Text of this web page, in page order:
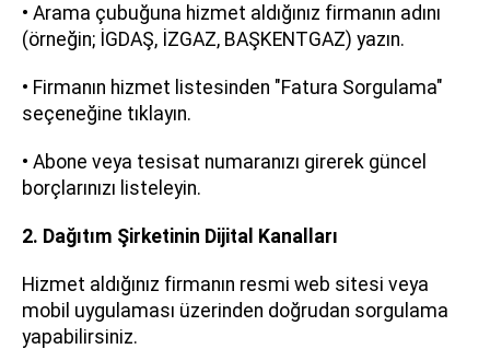
• Arama çubuğuna hizmet aldığınız firmanın adını
(örneğin; İGDAŞ, İZGAZ, BAŞKENTGAZ) yazın.
• Firmanın hizmet listesinden "Fatura Sorgulama"
seçeneğine tıklayın.
• Abone veya tesisat numaranızı girerek güncel
borçlarınızı listeleyin.
2. Dağıtım Şirketinin Dijital Kanalları
Hizmet aldığınız firmanın resmi web sitesi veya
mobil uygulaması üzerinden doğrudan sorgulama
yapabilirsiniz.